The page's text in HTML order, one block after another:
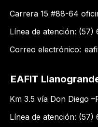
Carrera 15 #88-64
Línea de atención: (57)
Correo electrónico:
EAFIT
Km 3.5 vía Don Diego
Línea de atención: (57)